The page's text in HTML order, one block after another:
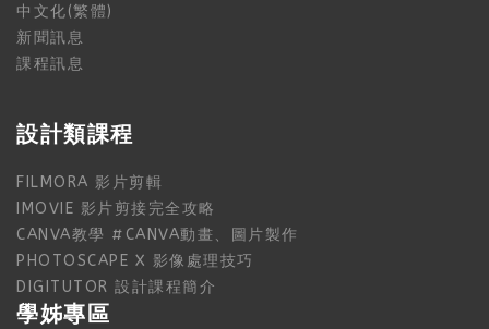
中文化(繁體)
新聞訊息
課程訊息
設計類課程
FILMORA 影片剪輯
IMOVIE 影片剪接完全攻略
CANVA教學 #CANVA動畫、圖片製作
PHOTOSCAPE X 影像處理技巧
DIGITUTOR 設計課程簡介
學姊專區